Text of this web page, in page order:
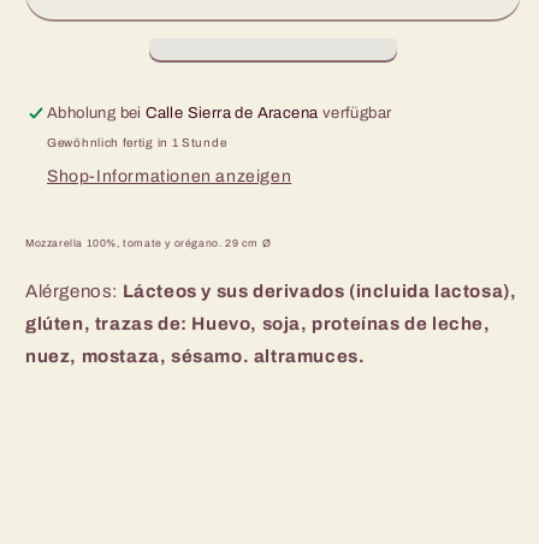
cm
cm
Abholung beiCalle Sierra de Aracena verfügbar
Gewöhnlich fertig in 1 Stunde
Shop-Informationen anzeigen
Mozzarella 100%, tomate y orégano. 29 cm Ø
Alérgenos: Lácteos y sus derivados (incluida lactosa),
glúten, trazas de: Huevo, soja, proteínas de leche,
nuez, mostaza, sésamo. altramuces.